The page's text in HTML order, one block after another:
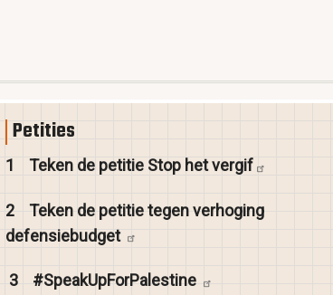
Petities
1Teken de petitie Stop hetvergif
2Teken de petitie tegen verhoging
defensiebudget
3
#SpeakUpForPalestine